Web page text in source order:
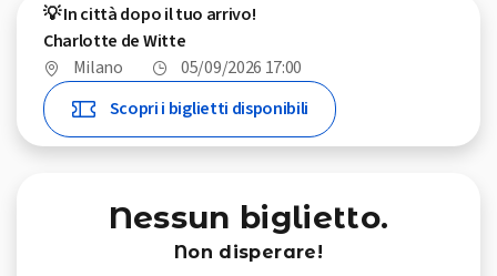
💡 In città dopo il tuo arrivo!
Charlotte de Witte
Milano
05/09/2026 17:00
Scopri i biglietti disponibili
Nessun biglietto.
Non disperare!